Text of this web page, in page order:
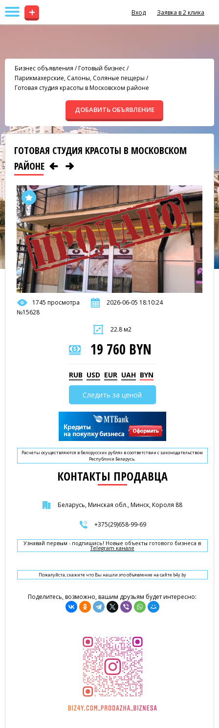
+ Вход Заявка в 2 клика
Бизнес объявления /Готовый бизнес/
Парикмахерские, Салоны, Соляные пещеры /
Готовая студия красоты в Московском районе
ДОБАВИТЬ ОБЪЯВЛЕНИЕ
ГОТОВАЯ СТУДИЯ КРАСОТЫ В МОСКОВСКОМ
РАЙОНЕ
1745 просмотра
2026-06-05 18:10:24
№15628
22.8 м2
19 760 BYN
RUB USD EUR UAH BYN
Следить за ценой
Расчеты осуществляются в белорусских рублях в соответствии с законодательством
Республики Беларусь.
КОНТАКТЫ ПРОДАВЦА
Беларусь, Минская обл., Минск, Короля 88
+375(29)658-99-69
Узнавай первым - подпишись! Новые объекты готового бизнеса в
Telegram канале
Пожалуйста, скажите что Вы нашли это объявление на сайте b4y.by
Поделитесь, возможно, вашим друзьям будет интересно: